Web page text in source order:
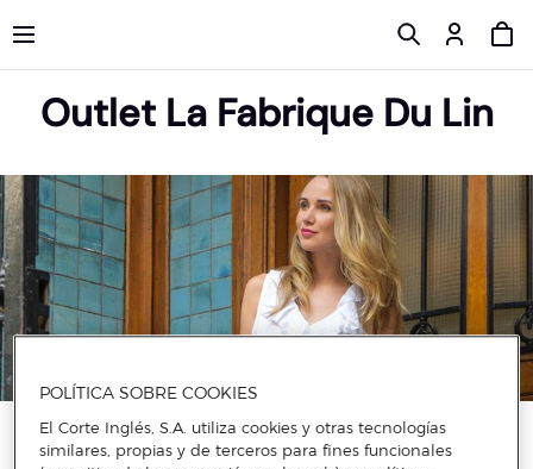
Outlet La Fabrique Du Lin
La Fabrique du Lin es una de las marcas de moda de mujer
ideal para poner un toque de comodidad en los looks que
POLÍTICA SOBRE COOKIES
El Corte Inglés, S.A. utiliza cookies y otras tecnologías
similares, propias y de terceros para fines funcionales